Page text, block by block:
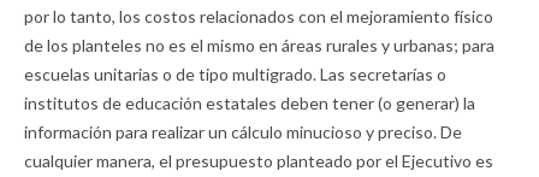
por lo tanto, los costos relacionados con el mejoramiento físico
de los planteles no es el mismo en áreas rurales y urbanas; para
escuelas unitarias o de tipo multigrado. Las secretarías o
institutos de educación estatales deben tener (o generar) la
información para realizar un cálculo minucioso y preciso. De
cualquier manera, el presupuesto planteado por el Ejecutivo es